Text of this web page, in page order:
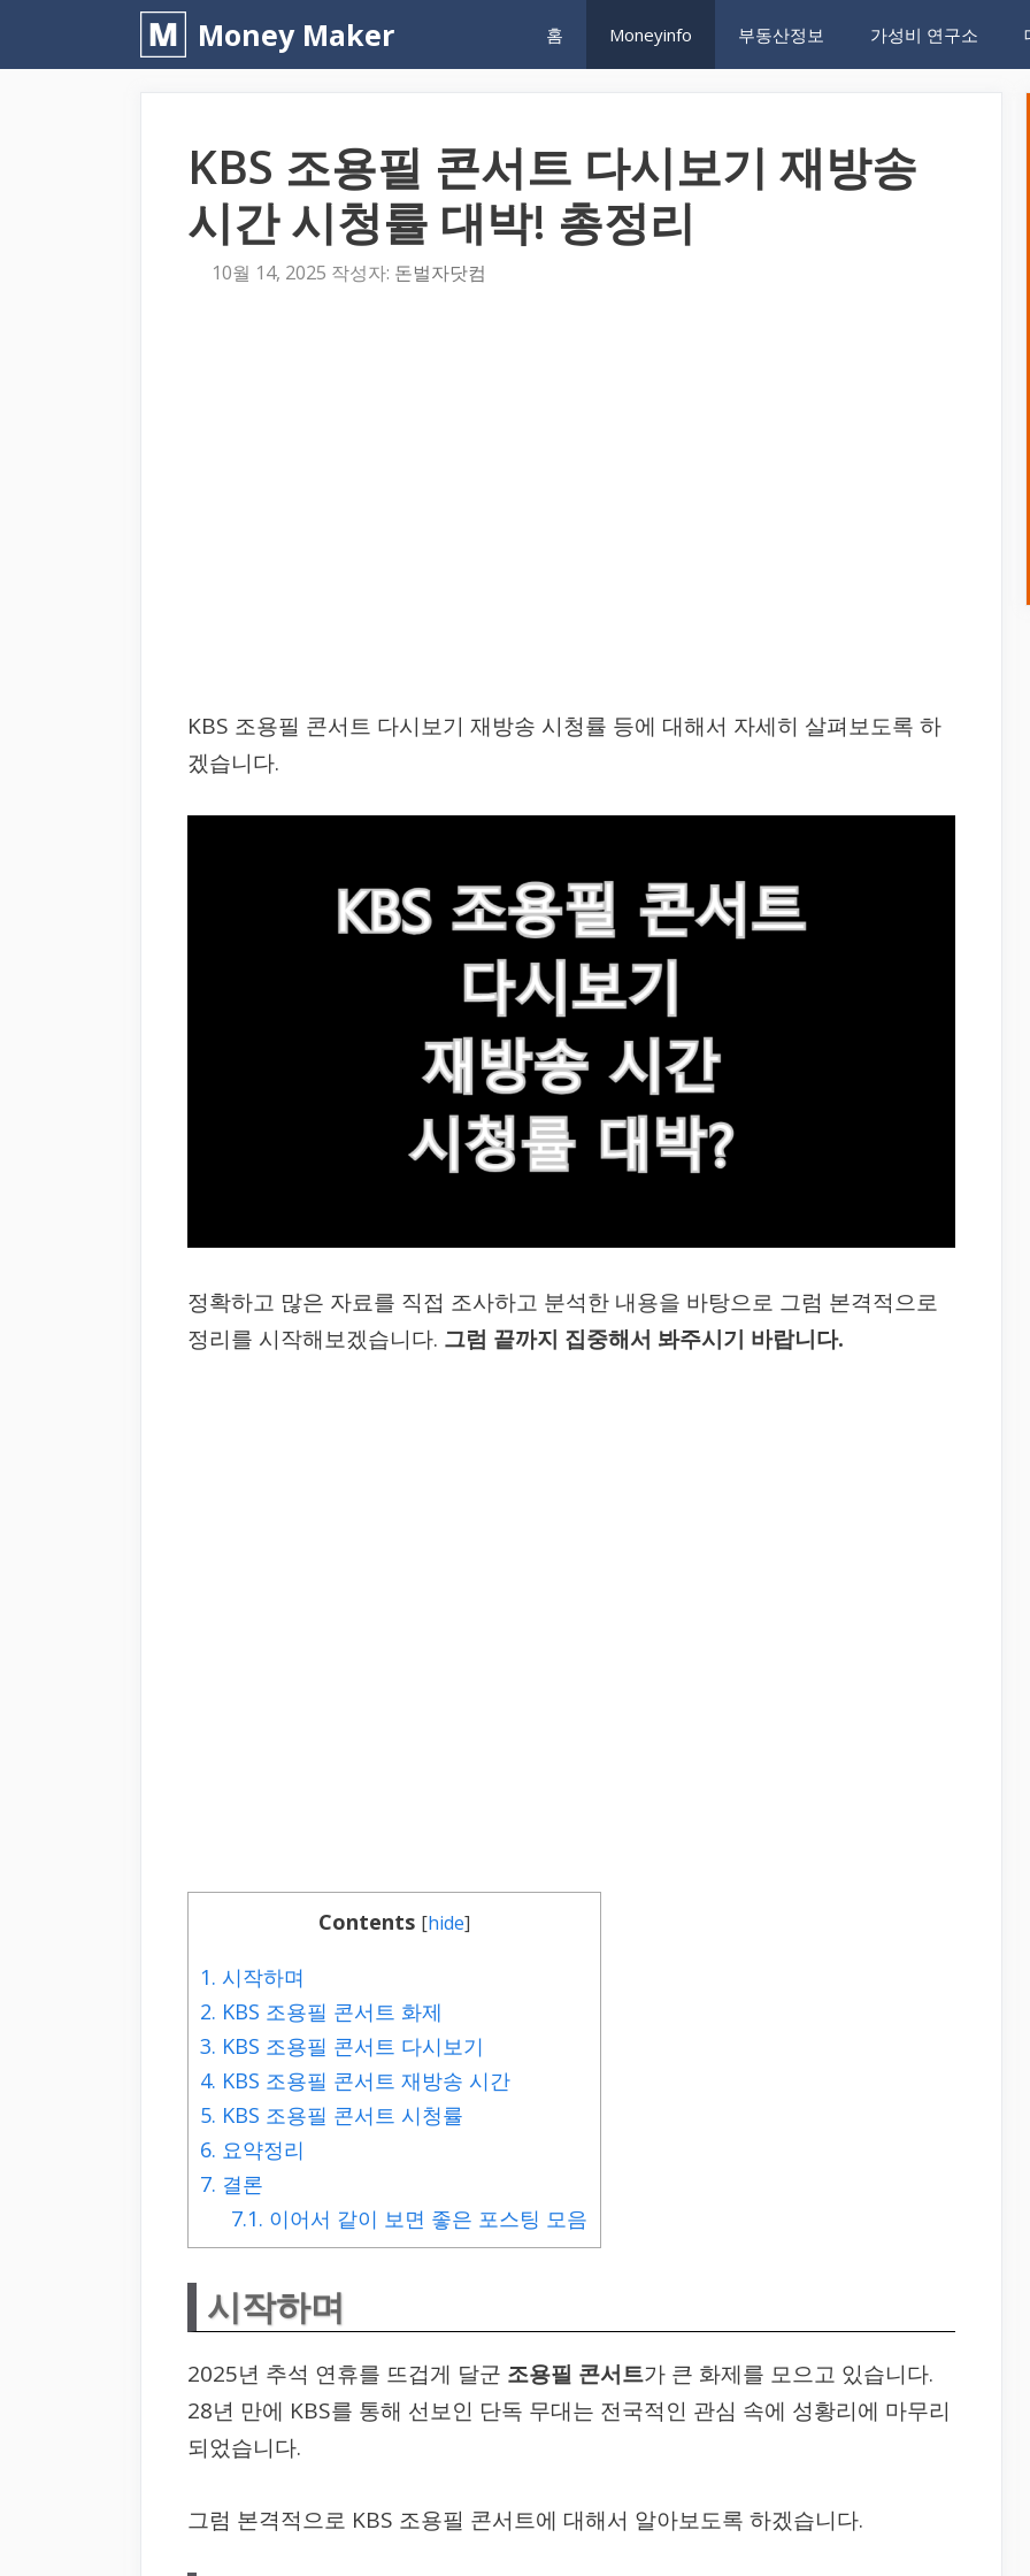
Money Maker 홈 Moneyinfo 부동산정보 가성비 연구소
KBS 조용필 콘서트 다시보기 재방송
시간 시청률 대박! 총정리
10월 14, 2025 작성자: 돈벌자닷컴
KBS 조용필 콘서트 다시보기 재방송 시청률 등에 대해서 자세히 살펴보도록 하
겠습니다.
정확하고 많은 자료를 직접 조사하고 분석한 내용을 바탕으로 그럼 본격적으로
정리를 시작해보겠습니다. 그럼 끝까지 집중해서 봐주시기 바랍니다.
Contents [hide]
1. 시작하며
2. KBS 조용필 콘서트 화제
3. KBS 조용필 콘서트 다시보기
4. KBS 조용필 콘서트 재방송 시간
5. KBS 조용필 콘서트 시청률
6. 요약정리
7. 결론
7.1. 이어서 같이 보면 좋은 포스팅 모음
시작하며
2025년 추석 연휴를 뜨겁게 달군 조용필 콘서트가 큰 화제를 모으고 있습니다.
28년 만에 KBS를 통해 선보인 단독 무대는 전국적인 관심 속에 성황리에 마무리
되었습니다.
그럼 본격적으로 KBS 조용필 콘서트에 대해서 알아보도록 하겠습니다.